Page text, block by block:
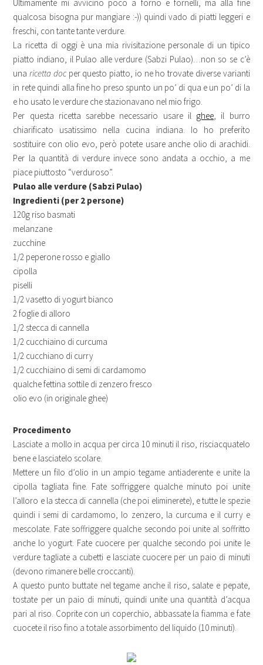
Ultimamente mi avvicino poco a forno e fornelli, ma alla fine
qualcosa bisogna pur mangiare :-)) quindi vado di piatti leggeri e
freschi, con tante tante verdure.
La ricetta di oggi è una mia rivisitazione personale di un tipico
piatto indiano, il Pulao alle verdure (Sabzi Pulao)…non so se c’è
unaricetta docper questo piatto, io ne ho trovate diverse varianti
in rete quindi alla fine ho preso spunto un po’ di qua e un po’ di la
e ho usato le verdure che stazionavano nel mio frigo.
Per questa ricetta sarebbe necessario usare il ghee, il burro
chiarificato usatissimo nella cucina indiana. Io ho preferito
sostituire con olio evo, però potete usare anche olio di arachidi.
Per la quantità di verdure invece sono andata a occhio, a me
piace piuttosto “verduroso”.
Pulao alle verdure (Sabzi Pulao)
Ingredienti (per 2 persone)
120g riso basmati
melanzane
zucchine
1/2 peperone rosso e giallo
cipolla
piselli
1/2 vasetto di yogurt bianco
2 foglie di alloro
1/2 stecca di cannella
1/2 cucchiaino di curcuma
1/2 cucchiano di curry
1/2 cucchiaino di semi di cardamomo
qualche fettina sottile di zenzero fresco
olio evo (in originale ghee)
Procedimento
Lasciate a mollo in acqua per circa 10 minuti il riso, risciacquatelo
bene e lasciatelo scolare.
Mettere un filo d’olio in un ampio tegame antiaderente e unite la
cipolla tagliata fine. Fate soffriggere qualche minuto poi unite
l’alloro e la stecca di cannella (che poi eliminerete), e tutte le spezie
quindi i semi di cardamomo, lo zenzero, la curcuma e il curry e
mescolate. Fate soffriggere qualche secondo poi unite al soffritto
anche lo yogurt. Fate cuocere per qualche secondo poi unite le
verdure tagliate a cubetti e lasciate cuocere per un paio di minuti
(devono rimanere belle croccanti).
A questo punto buttate nel tegame anche il riso, salate e pepate,
tostate per un paio di minuti, quindi unite una quantità d’acqua
pari al riso. Coprite con un coperchio, abbassate la fiamma e fate
cuocete il riso fino a totale assorbimento del liquido (10 minuti).